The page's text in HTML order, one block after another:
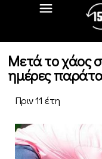
Μετά το χάος
ημέρες
Πριν 11 έτη